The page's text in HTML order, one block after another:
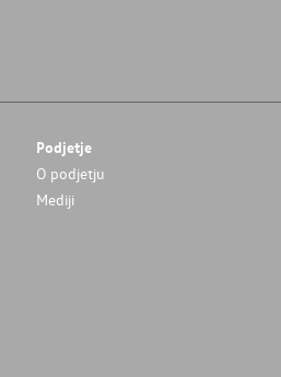
Podjetje
O podjetju
Mediji